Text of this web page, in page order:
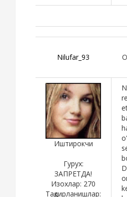
Nilufar_93
Иштирокчи
Гурух:
ЗАПРЕТДА!
Изохлар: 270
Тақдирланишлар: